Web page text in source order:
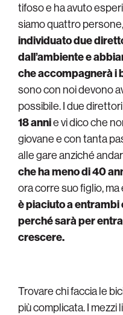
tifoso e ha avuto
siamo quattro
individuato due
dall’ambiente e
che accompagnerà i
sono con noi devono
possibile. I due
18 annie vi dico che
giovane e con tanta
alle gare anziché
che ha meno di 40
ora corre suo figlio, ma
è piaciuto a entrambi
perché sarà per
crescere.
Trovare chi faccia le
più complicata. I mezzi